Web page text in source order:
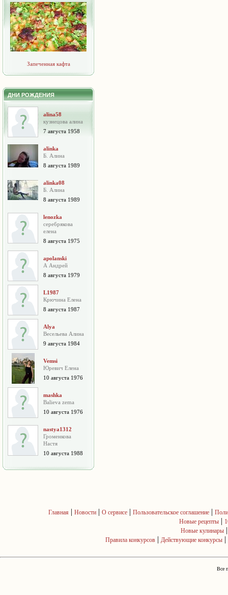
Запеченная кафта
ДНИ РОЖДЕНИЯ
alina58
кузнецова алина
7 августа 1958
alinka
Б. Алина
8 августа 1989
alinka08
Б. Алина
8 августа 1989
lenozka
серебрякова
елена
8 августа 1975
apolanski
А Андрей
8 августа 1979
L1987
Крючина Елена
8 августа 1987
Alya
Весельева Алина
9 августа 1984
Vemsi
Юревич Елена
10 августа 1976
mashka
Balieva zema
10 августа 1976
nastya1312
Громенкова
Настя
10 августа 1988
Главная | Новости| О сервисе| Пользовательское соглашение|
Новые рецепты |
Новые кулинары
Правила конкурсов | Действующие конкурсы |
Все